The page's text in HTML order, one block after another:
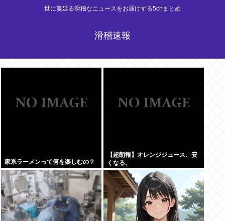
世に蔓延る滑稽なニュースをお届けする5chまとめ
滑稽速報
家系ラーメンって何を楽しむの？
【超朗報】オレンジジュース、安
くなる。